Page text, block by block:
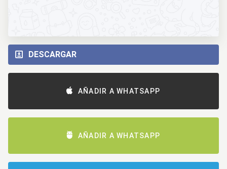
DESCARGAR
AÑADIR A WHATSAPP
AÑADIR A WHATSAPP